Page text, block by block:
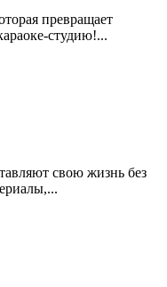
превращает
студию!...
свою жизнь без